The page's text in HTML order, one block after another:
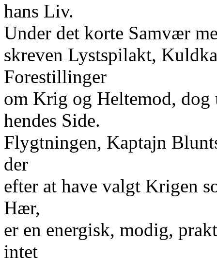
hans Liv.
Under det korte Samvær
skreven Lystspilakt,
Forestillinger
om Krig og Heltemod, dog
hendes Side.
Flygtningen, Kaptajn
der
efter at have valgt Krigen
Hær,
er en energisk, modig,
intet